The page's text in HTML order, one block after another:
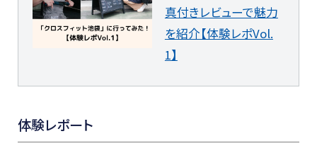
真付きレビューで魅力
を紹介【体験レポVol.
1】
体験レポート